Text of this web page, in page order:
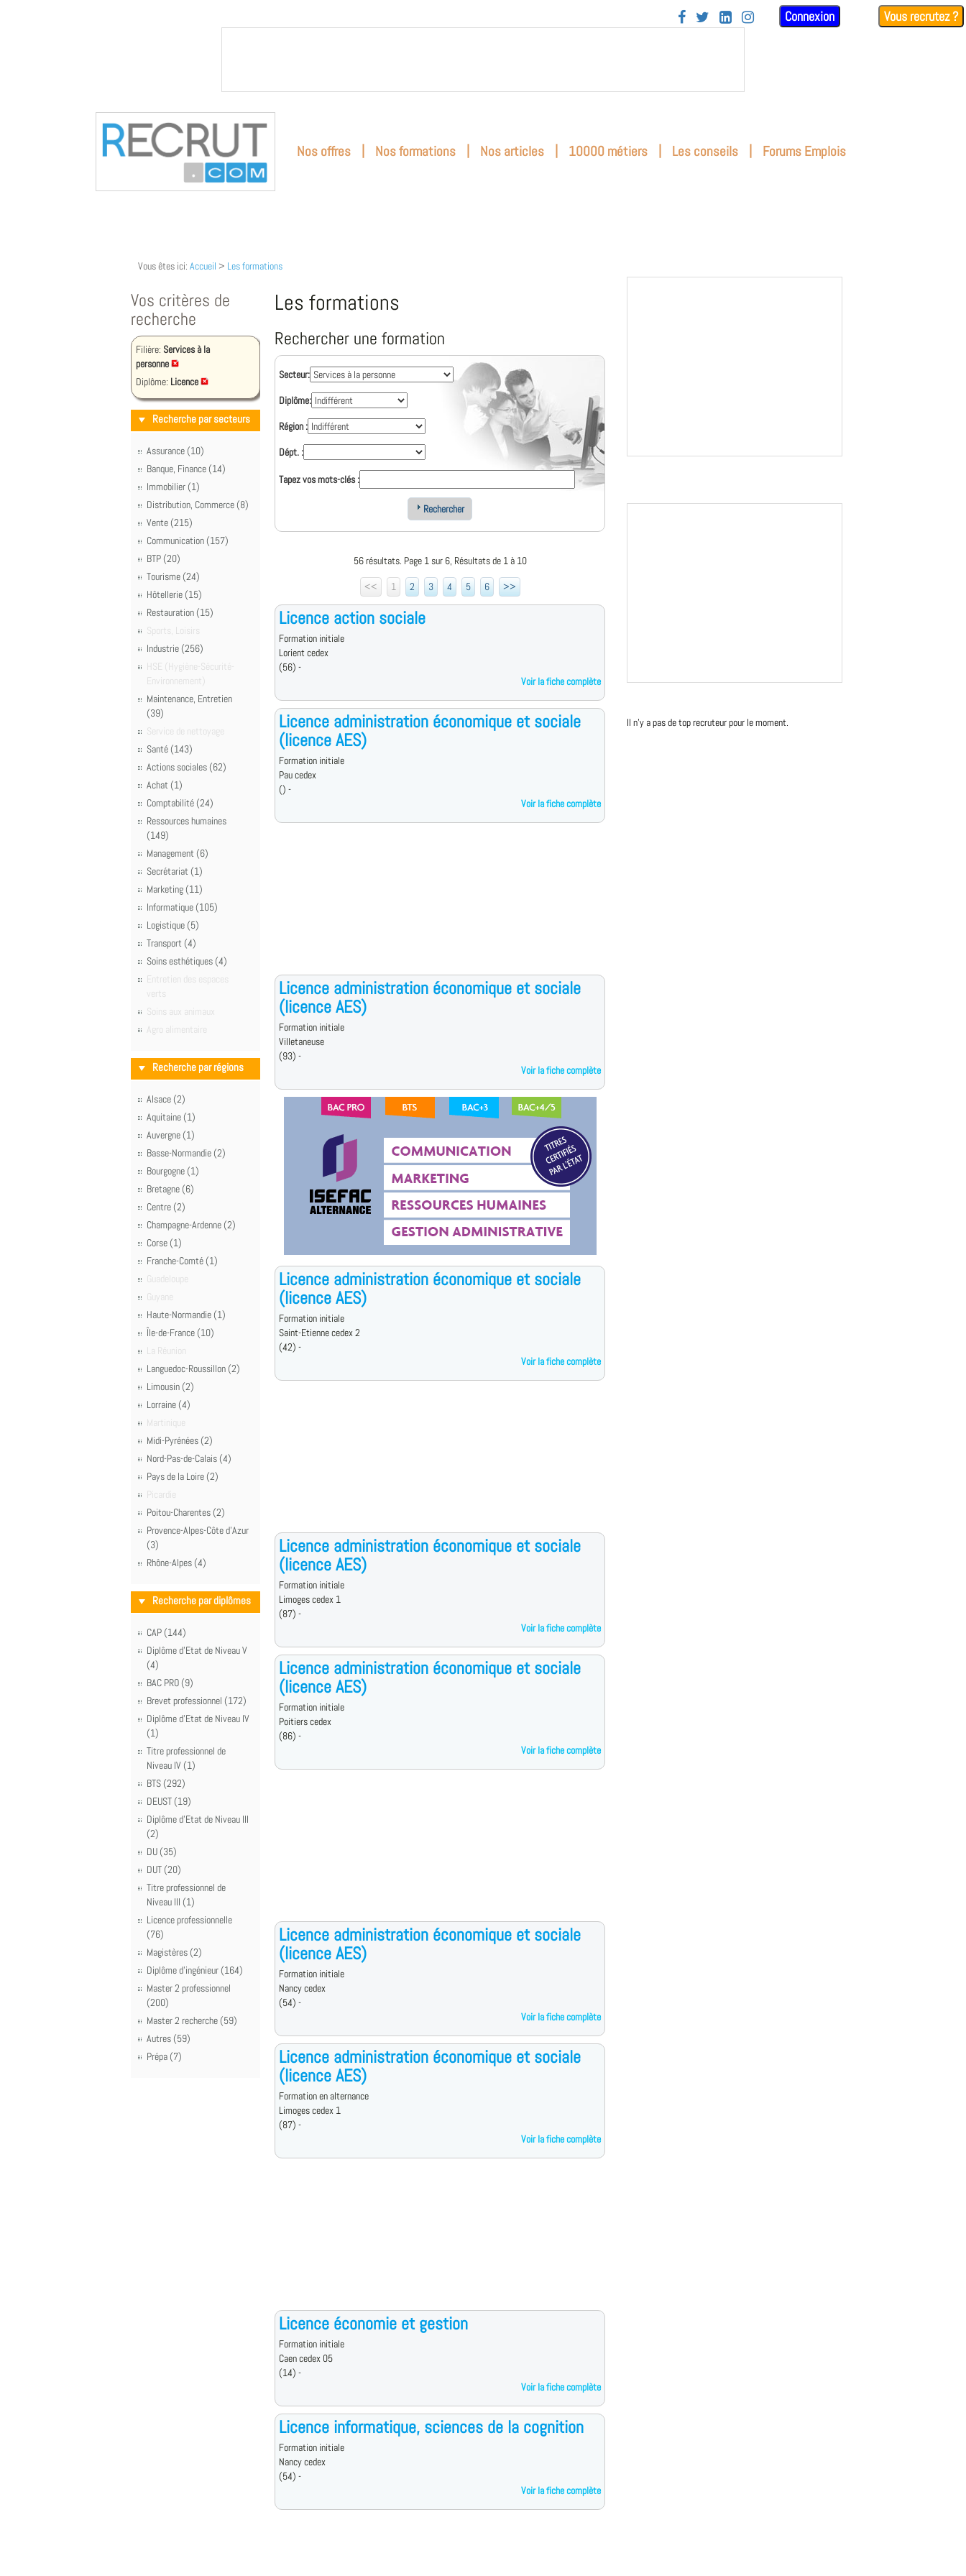
    Connexion Vous recrutez ?
Nos offres | Nos formations | Nos articles | 10000 métiers | Les conseils | Forums Emplois
Vous êtes ici: Accueil > Les formations
Vos critères de
recherche
Filière: Services à la
personne
Diplôme: Licence
Recherche par secteurs
Assurance (10)
Banque, Finance (14)
Immobilier (1)
Distribution, Commerce (8)
Vente (215)
Communication (157)
BTP (20)
Tourisme (24)
Hôtellerie (15)
Restauration (15)
Sports, Loisirs
Industrie (256)
HSE (Hygiène-Sécurité-
Environnement)
Maintenance, Entretien
(39)
Service de nettoyage
Santé (143)
Actions sociales (62)
Achat (1)
Comptabilité (24)
Ressources humaines
(149)
Management (6)
Secrétariat (1)
Marketing (11)
Informatique (105)
Logistique (5)
Transport (4)
Soins esthétiques (4)
Entretien des espaces
verts
Soins aux animaux
Agro alimentaire
Recherche par régions
Alsace (2)
Aquitaine (1)
Auvergne (1)
Basse-Normandie (2)
Bourgogne (1)
Bretagne (6)
Centre (2)
Champagne-Ardenne (2)
Corse (1)
Franche-Comté (1)
Guadeloupe
Guyane
Haute-Normandie (1)
Île-de-France (10)
La Réunion
Languedoc-Roussillon (2)
Limousin (2)
Lorraine (4)
Martinique
Midi-Pyrénées (2)
Nord-Pas-de-Calais (4)
Pays de la Loire (2)
Picardie
Poitou-Charentes (2)
Provence-Alpes-Côte d'Azur
(3)
Rhône-Alpes (4)
Recherche par diplômes
CAP (144)
Diplôme d'Etat de Niveau V
(4)
BAC PRO (9)
Brevet professionnel (172)
Diplôme d'Etat de Niveau IV
(1)
Titre professionnel de
Niveau IV (1)
BTS (292)
DEUST (19)
Diplôme d'Etat de Niveau III
(2)
DU (35)
DUT (20)
Titre professionnel de
Niveau III (1)
Licence professionnelle
(76)
Magistères (2)
Diplôme d'ingénieur (164)
Master 2 professionnel
(200)
Master 2 recherche (59)
Autres (59)
Prépa (7)
Les formations
Rechercher une formation
Secteur:
Diplôme:
Région :
Dépt. :
Tapez vos mots-clés :
Rechercher
56 résultats. Page 1 sur 6, Résultats de 1 à 10
<<
1 2 3 4 5 6 >>
Licence action sociale
Formation initiale
Lorient cedex
(56) -
Voir la fiche complète
Licence administration économique et sociale
(licence AES)
Formation initiale
Pau cedex
() -
Voir la fiche complète
Licence administration économique et sociale
(licence AES)
Formation initiale
Villetaneuse
(93) -
Voir la fiche complète
Licence administration économique et sociale
(licence AES)
Formation initiale
Saint-Etienne cedex 2
(42) -
Voir la fiche complète
Licence administration économique et sociale
(licence AES)
Formation initiale
Limoges cedex 1
(87) -
Voir la fiche complète
Licence administration économique et sociale
(licence AES)
Formation initiale
Poitiers cedex
(86) -
Voir la fiche complète
Licence administration économique et sociale
(licence AES)
Formation initiale
Nancy cedex
(54) -
Voir la fiche complète
Licence administration économique et sociale
(licence AES)
Formation en alternance
Limoges cedex 1
(87) -
Voir la fiche complète
Licence économie et gestion
Formation initiale
Caen cedex 05
(14) -
Voir la fiche complète
Licence informatique, sciences de la cognition
Formation initiale
Nancy cedex
(54) -
Voir la fiche complète
Il n'y a pas de top recruteur pour le moment.